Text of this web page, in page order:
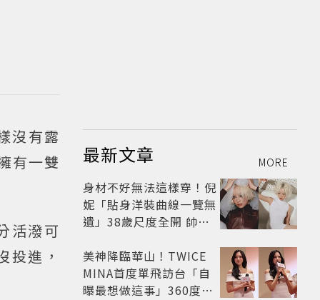
沒有露
有一雙
活潑可
投進，
最新文章 MORE
身材不好無法這樣穿！倪
妮「貼身洋裝曲線一覽無
遺」38歲尺度全開 帥氣
美神降臨華山！TWICE
MINA首度單飛訪台「自
曝最想做這事」360度0